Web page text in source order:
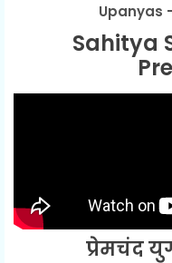
Upanyas
Sahitya
प्रेमचंद